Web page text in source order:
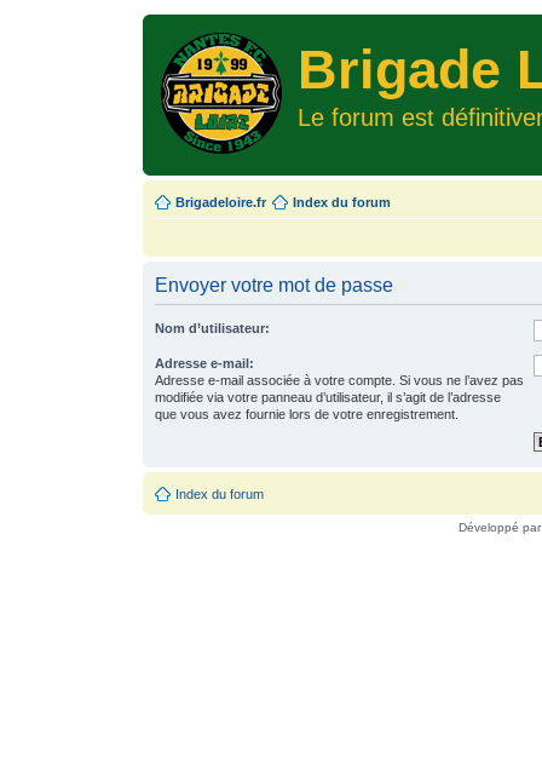
Brigade
Le forum est
Brigadeloire.fr Index du forum
Envoyer votre mot de passe
Nom d’utilisateur:
Adresse e-mail:
Adresse e-mail associée à votre compte. Si vous ne l’avez pas
modifiée via votre panneau d’utilisateur, il s’agit de l’adresse
que vous avez fournie lors de votre enregistrement.
Index du forum
Développé